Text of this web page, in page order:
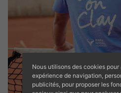
Nous utilisons des cookies
expérience de navigation,
publicités, pour proposer les